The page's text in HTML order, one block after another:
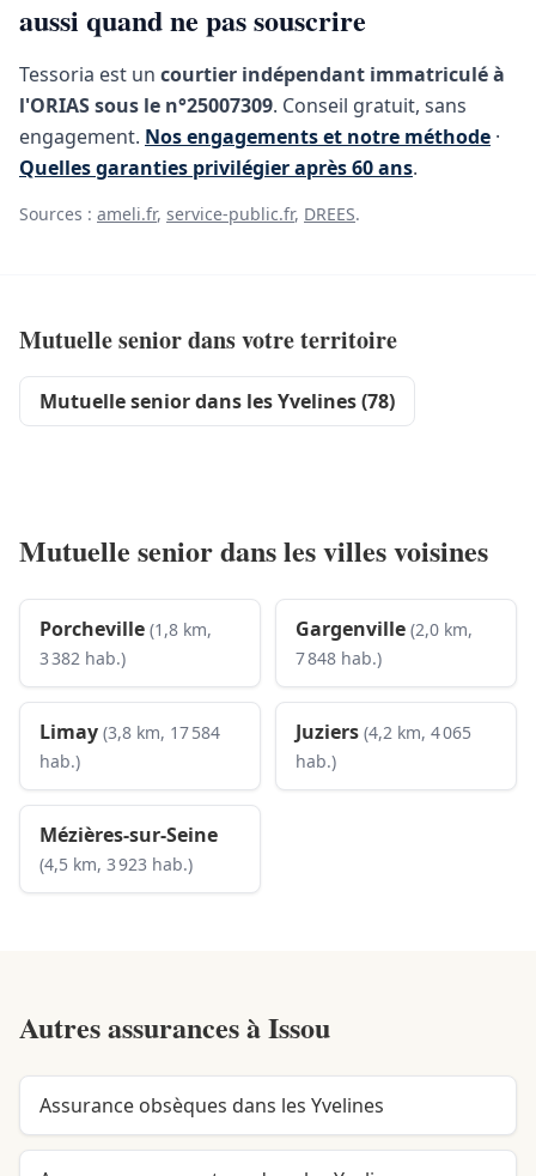
aussi quand ne pas souscrire
Tessoria est un courtier indépendant immatriculé à
l'ORIAS sous le n°25007309. Conseil gratuit, sans
engagement. Nos engagements et notre méthode ·
Quelles garanties privilégier après 60 ans.
Sources : ameli.fr, service-public.fr, DREES.
Mutuelle senior dans votre territoire
Mutuelle senior dans les Yvelines (78)
Mutuelle senior dans les villes voisines
Porcheville (1,8 km,
3 382 hab.)
Gargenville (2,0 km,
7 848 hab.)
Limay (3,8 km, 17 584
hab.)
Juziers (4,2 km, 4 065
hab.)
Mézières-sur-Seine
(4,5 km, 3 923 hab.)
Autres assurances àIssou
Assurance obsèques dans les Yvelines